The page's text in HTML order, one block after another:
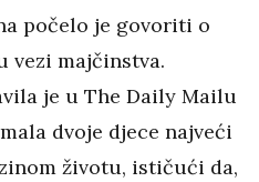
počelo je govoriti o
vezi majčinstva.
je u The Daily Mailu
dvoje djece najveći
životu, ističući da,